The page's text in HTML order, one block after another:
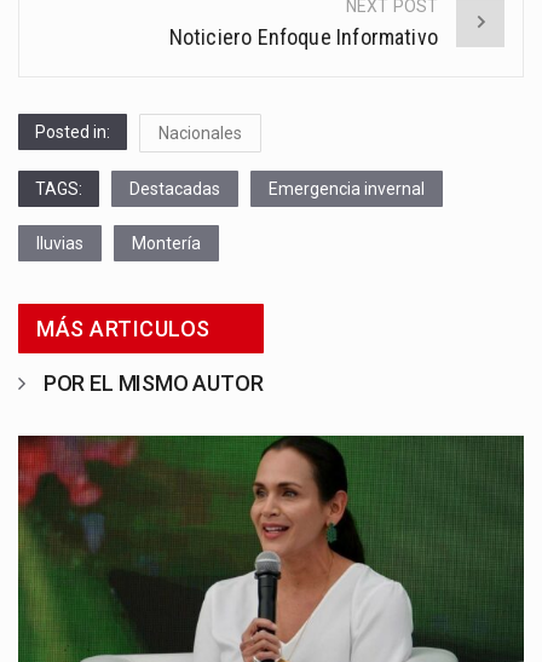
NEXT POST
Noticiero Enfoque Informativo
Posted in: Nacionales
TAGS: Destacadas Emergencia invernal
lluvias Montería
MÁS ARTICULOS
POR EL MISMO AUTOR